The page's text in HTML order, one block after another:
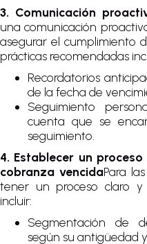
3. Comunicación
una comunicación
asegurar el cumplimiento
prácticas recomendadas
Recordatorios
de la fecha de
Seguimiento
cuenta que se
seguimiento.
4. Establecer un
cobranza vencidaPara
tener un proceso claro y
incluir:
Segmentación de
según su antigüedad